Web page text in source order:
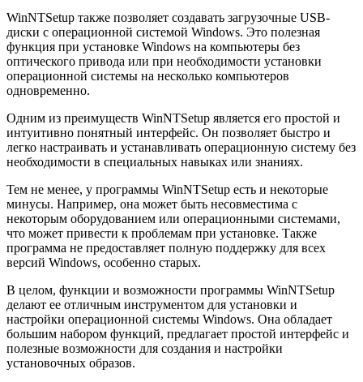
WinNTSetup также позволяет создавать загрузочные USB-
диски с операционной системой Windows. Это полезная
функция при установке Windows на компьютеры без
оптического привода или при необходимости установки
операционной системы на несколько компьютеров
одновременно.
Одним из преимуществ WinNTSetup является его простой и
интуитивно понятный интерфейс. Он позволяет быстро и
легко настраивать и устанавливать операционную систему без
необходимости в специальных навыках или знаниях.
Тем не менее, у программы WinNTSetup есть и некоторые
минусы. Например, она может быть несовместима с
некоторым оборудованием или операционными системами,
что может привести к проблемам при установке. Также
программа не предоставляет полную поддержку для всех
версий Windows, особенно старых.
В целом, функции и возможности программы WinNTSetup
делают ее отличным инструментом для установки и
настройки операционной системы Windows. Она обладает
большим набором функций, предлагает простой интерфейс и
полезные возможности для создания и настройки
установочных образов.